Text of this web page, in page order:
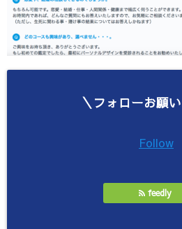
＼フォローお願
Follow
feedly